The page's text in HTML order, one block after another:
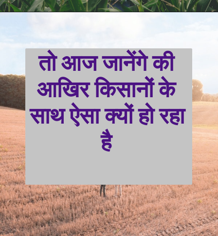
तो आज जानेंगे की
आखिर किसानों के
साथ ऐसा क्यों हो रहा
है